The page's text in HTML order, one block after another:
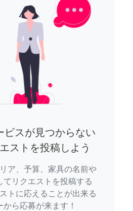
ビスが見つからない
ストを投稿しよう
ア、予算、家具の名前や
てリクエストを投稿する
トに応えることが出来る
から応募が来ます！